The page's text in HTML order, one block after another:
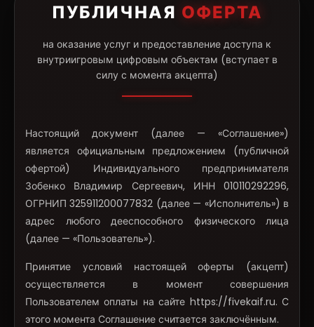
ПУБЛИЧНАЯ ОФЕРТА
на оказание услуг и предоставление доступа к
внутриигровым цифровым объектам (вступает в
силу с момента акцепта)
Настоящий документ (далее — «Соглашение»)
является официальным предложением (публичной
офертой) Индивидуального предпринимателя
Зобенко Владимир Сергеевич, ИНН 010110292296,
ОГРНИП 325911200077832 (далее — «Исполнитель») в
адрес любого дееспособного физического лица
(далее — «Пользователь»).
Принятие условий настоящей оферты (акцепт)
осуществляется в момент совершения
Пользователем оплаты на сайте https://fivekaif.ru. С
этого момента Соглашение считается заключённым.